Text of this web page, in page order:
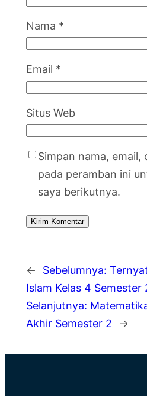
Nama *
Email *
Situs Web
Simpan nama, email,
pada peramban ini
saya berikutnya.
← Sebelumnya:
Islam Kelas 4 Semester
Selanjutnya:
Akhir Semester 2
→